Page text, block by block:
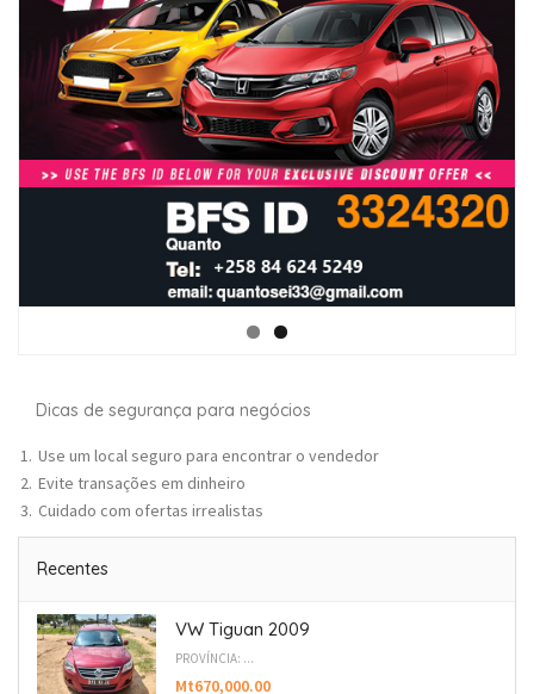
Dicas de segurança para negócios
Use um local seguro para encontrar o vendedor
Evite transações em dinheiro
Cuidado com ofertas irrealistas
Recentes
VW Tiguan 2009
PROVÍNCIA: ...
Mt670,000.00